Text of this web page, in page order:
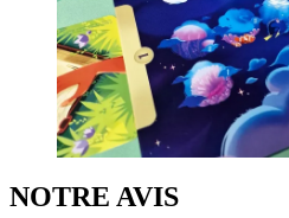
NOTRE AVIS